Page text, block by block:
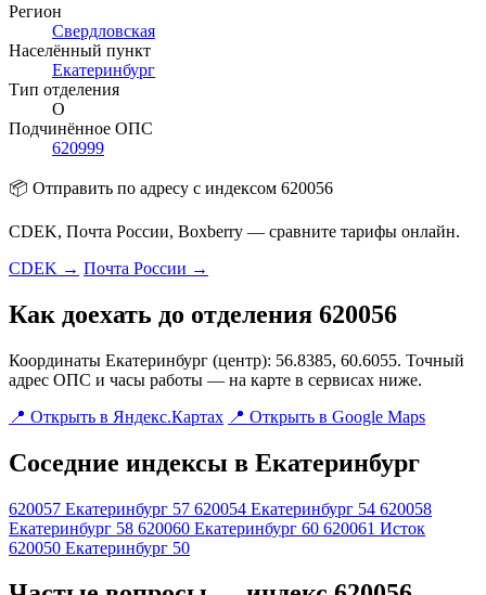
Регион
Свердловская
Населённый пункт
Екатеринбург
Тип отделения
О
Подчинённое ОПС
620999
📦 Отправить по адресу с индексом 620056
CDEK, Почта России, Boxberry — сравните тарифы онлайн.
CDEK → Почта России →
Как доехать до отделения 620056
Координаты Екатеринбург (центр): 56.8385, 60.6055. Точный
адрес ОПС и часы работы — на карте в сервисах ниже.
📍 Открыть в Яндекс.Картах 📍 Открыть в Google Maps
Соседние индексы в Екатеринбург
620057 Екатеринбург 57 620054 Екатеринбург 54 620058
Екатеринбург 58 620060 Екатеринбург 60 620061 Исток
620050 Екатеринбург 50